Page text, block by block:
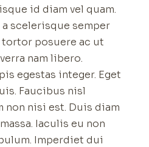
id diam vel quam.
scelerisque semper
tortor posuere ac ut
nam libero.
egestas integer. Eget
Faucibus nisl
nisi est. Duis diam
Iaculis eu non
Imperdiet dui